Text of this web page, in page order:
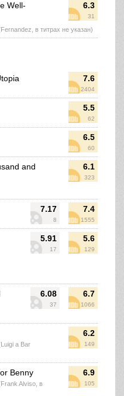
6.3
31
Well-
в титрах не указан)
7.6
2404
5.5
62
6.5
60
6.1
323
and
7.17
8
7.4
1555
5.91
17
5.6
129
6.08
37
6.7
1066
6.2
149
a Bar
6.9
105
Benny
Alviso, в